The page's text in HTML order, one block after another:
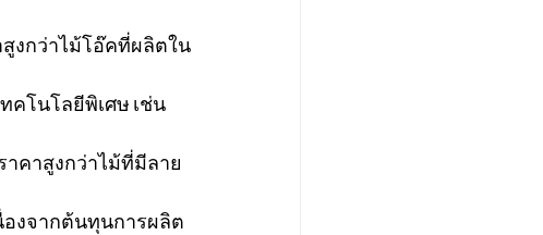
งกว่าไม้โอ๊คที่ผลิตใน
คโนโลยีพิเศษ เช่น
คาสูงกว่าไม้ที่มีลาย
องจากต้นทุนการผลิต